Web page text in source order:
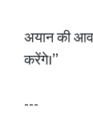
अयान की
करेंगे।”
---